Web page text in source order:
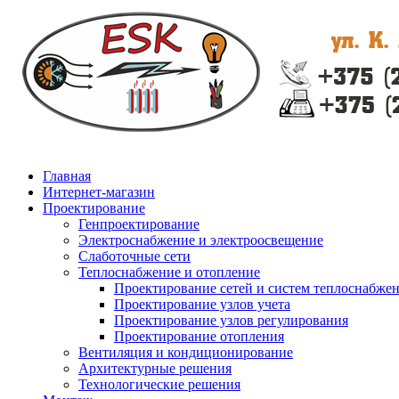
Главная
Интернет-магазин
Проектирование
Генпроектирование
Электроснабжение и электроосвещение
Слаботочные сети
Теплоснабжение и отопление
Проектирование сетей и систем
Проектирование узлов учета
Проектирование узлов регулирования
Проектирование отопления
Вентиляция и кондиционирование
Архитектурные решения
Технологические решения